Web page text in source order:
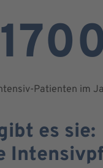
Patienten im
es sie: